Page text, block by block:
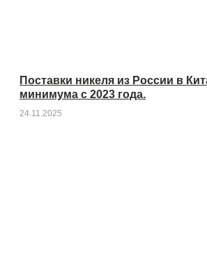
Поставки никеля из России в
минимума с 2023 года.
24.11.2025